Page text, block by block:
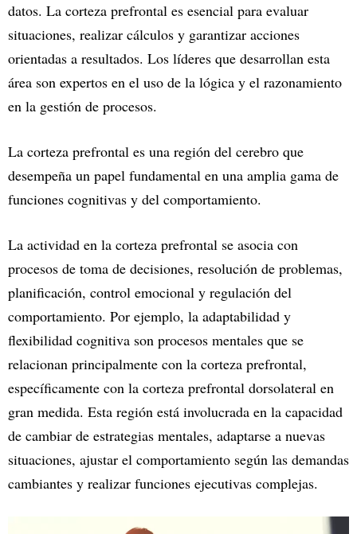
datos. La corteza prefrontal es esencial para evaluar
situaciones, realizar cálculos y garantizar acciones
orientadas a resultados. Los líderes que desarrollan esta
área son expertos en el uso de la lógica y el razonamiento
en la gestión de procesos.
La corteza prefrontal es una región del cerebro que
desempeña un papel fundamental en una amplia gama de
funciones cognitivas y del comportamiento.
La actividad en la corteza prefrontal se asocia con
procesos de toma de decisiones, resolución de problemas,
planificación, control emocional y regulación del
comportamiento. Por ejemplo, la adaptabilidad y
flexibilidad cognitiva son procesos mentales que se
relacionan principalmente con la corteza prefrontal,
específicamente con la corteza prefrontal dorsolateral en
gran medida. Esta región está involucrada en la capacidad
de cambiar de estrategias mentales, adaptarse a nuevas
situaciones, ajustar el comportamiento según las demandas
cambiantes y realizar funciones ejecutivas complejas.